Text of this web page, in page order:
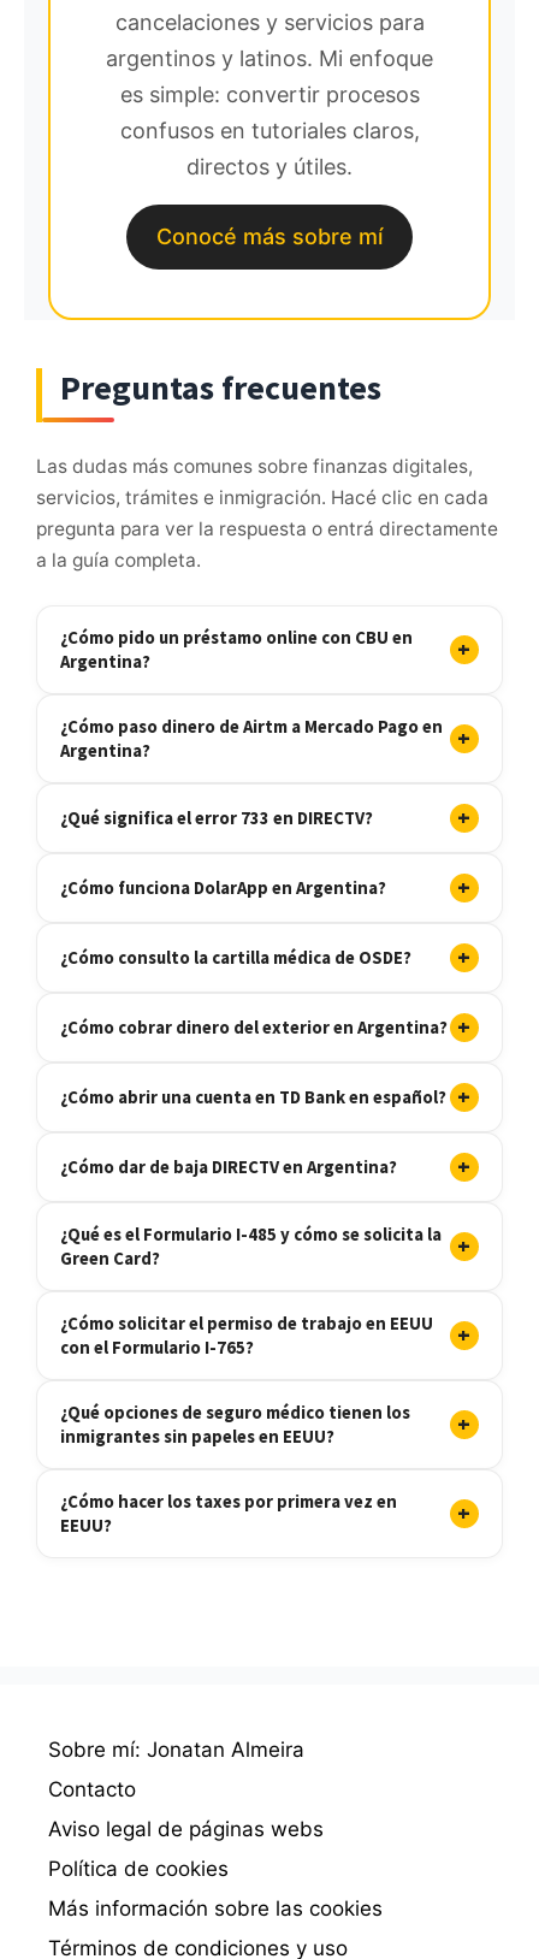
cancelaciones y servicios para
argentinos y latinos. Mi enfoque
es simple: convertir procesos
confusos en tutoriales claros,
directos y útiles.
Conocé más sobre mí
Preguntas frecuentes
Las dudas más comunes sobre finanzas digitales,
servicios, trámites e inmigración. Hacé clic en cada
pregunta para ver la respuesta o entrá directamente
a la guía completa.
¿Cómo pido un préstamo online con CBU en
Argentina?
+
¿Cómo paso dinero de Airtm a Mercado Pago en
Argentina?
+
¿Qué significa el error 733 en DIRECTV? +
¿Cómo funciona DolarApp en Argentina? +
¿Cómo consulto la cartilla médica de OSDE? +
¿Cómo cobrar dinero del exterior en Argentina? +
¿Cómo abrir una cuenta en TD Bank en español? +
¿Cómo dar de baja DIRECTV en Argentina? +
¿Qué es el Formulario I-485 y cómo se solicita la
Green Card?
+
¿Cómo solicitar el permiso de trabajo en EEUU
con el Formulario I-765?
+
¿Qué opciones de seguro médico tienen los
inmigrantes sin papeles en EEUU?
+
¿Cómo hacer los taxes por primera vez en
EEUU?
+
Sobre mí: Jonatan Almeira
Contacto
Aviso legal de páginas webs
Política de cookies
Más información sobre las cookies
Términos de condiciones y uso